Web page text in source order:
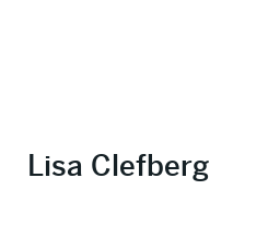
Lisa Clefberg